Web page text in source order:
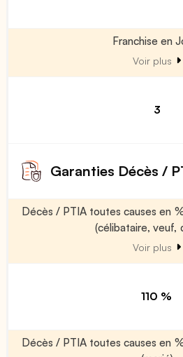
Franchise en
Voir plus
3
Garanties Décès /
Décès / PTIA toutes causes en
(célibataire, veuf,
Voir plus
110 %
Décès / PTIA toutes causes en